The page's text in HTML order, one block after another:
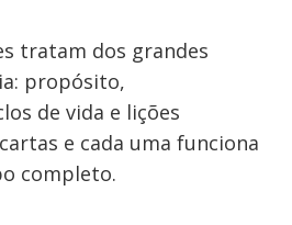
tratam dos grandes
propósito,
de vida e lições
e cada uma funciona
completo.